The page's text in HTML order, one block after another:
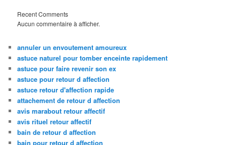
Recent Comments
Aucun commentaire à afficher.
annuler un envoutement amoureux
astuce naturel pour tomber enceinte rapidement
astuce pour faire revenir son ex
astuce pour retour d affection
astuce retour d'affection rapide
attachement de retour d affection
avis marabout retour affectif
avis rituel retour affectif
bain de retour d affection
bain pour retour d affection